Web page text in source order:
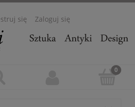
się Zaloguj się